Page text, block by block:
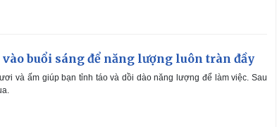
buổi sáng để năng lượng luôn tràn đầy
và ấm giúp bạn tỉnh táo và dồi dào năng lượng để làm việc. Sau